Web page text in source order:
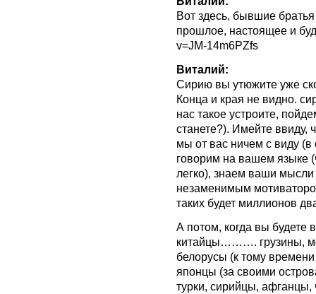
Вот здесь, бывшие
прошлое, настоящее и
v=JM-14m6PZfs
Виталий:
Сирию вы утюжите уже
Конца и края не видно.
нас такое устроите,
станете?). Имейте ввиду,
мы от вас ничем с виду (в
говорим на вашем языке
легко), знаем ваши мысли
незаменимым
таких будет миллионов
А потом, когда вы будете
китайцы………. грузины,
белорусы (к тому
японцы (за своими
турки, сирийцы, афганцы,